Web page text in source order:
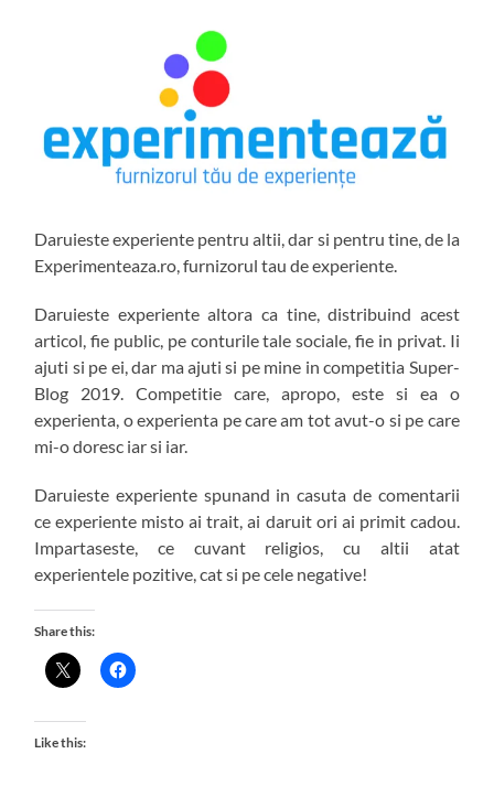
Daruieste experiente pentru altii, dar si pentru tine, de la
Experimenteaza.ro, furnizorul tau de experiente.
Daruieste experiente altora ca tine, distribuind acest
articol, fie public, pe conturile tale sociale, fie in privat. Ii
ajuti si pe ei, dar ma ajuti si pe mine in competitia Super-
Blog 2019. Competitie care, apropo, este si ea o
experienta, o experienta pe care am tot avut-o si pe care
mi-o doresc iar si iar.
Daruieste experiente spunand in casuta de comentarii
ce experiente misto ai trait, ai daruit ori ai primit cadou.
Impartaseste, ce cuvant religios, cu altii atat
experientele pozitive, cat si pe cele negative!
Share this:
Like this: